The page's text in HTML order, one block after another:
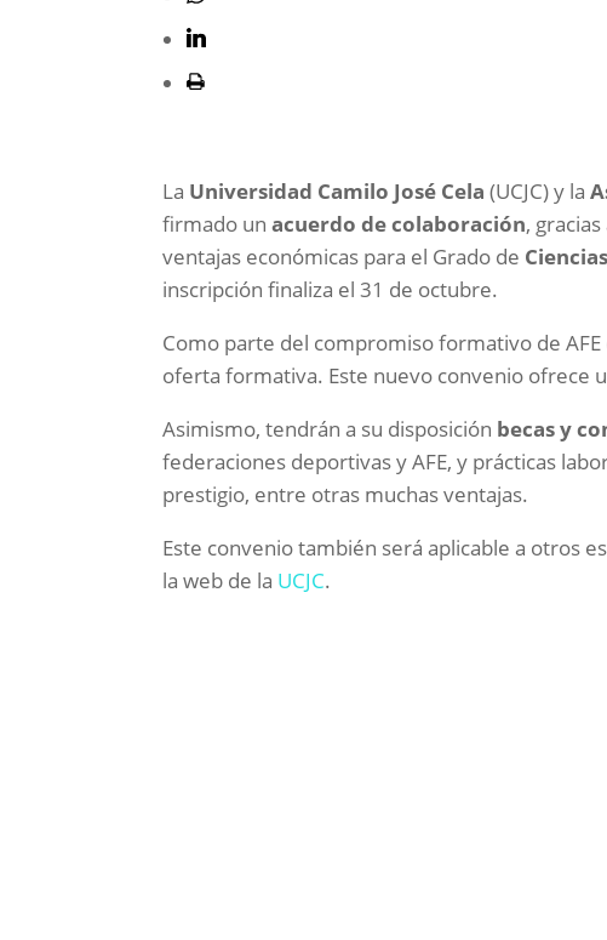
La Universidad Camilo José Cela (UCJC) y la
firmado unacuerdo de colaboración,
ventajas económicas para el Grado de
inscripción finaliza el 31 de octubre.
Como parte del compromiso formativo de
oferta formativa. Este nuevo convenio ofrece
Asimismo, tendrán a su disposición becas y
federaciones deportivas y AFE, y prácticas
prestigio, entre otras muchas ventajas.
Este convenio también será aplicable a otros
la web de la UCJC.